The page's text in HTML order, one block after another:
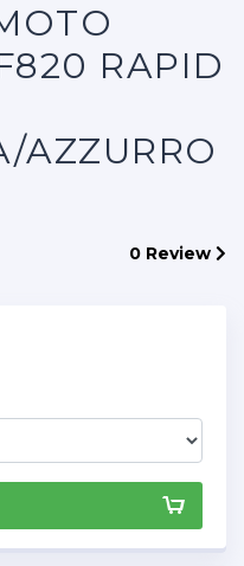
RAPID
AZZURRO
0 Review